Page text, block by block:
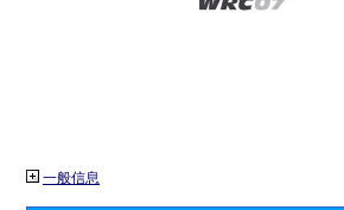
一般信息